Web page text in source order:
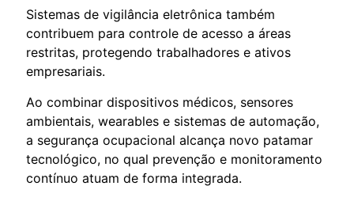
Sistemas de vigilância eletrônica também
contribuem para controle de acesso a áreas
restritas, protegendo trabalhadores e ativos
empresariais.
Ao combinar dispositivos médicos, sensores
ambientais, wearables e sistemas de automação,
a segurança ocupacional alcança novo patamar
tecnológico, no qual prevenção e monitoramento
contínuo atuam de forma integrada.